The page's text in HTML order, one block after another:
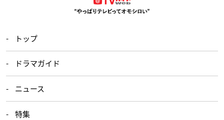
トップ
ドラマガイド
ニュース
特集